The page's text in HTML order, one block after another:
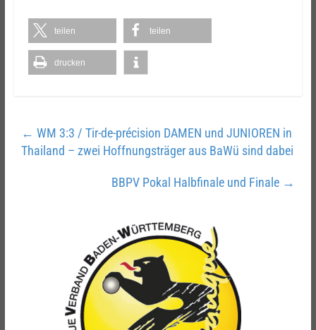
teilen teilen
drucken
← WM 3:3 / Tir-de-précision DAMEN und JUNIOREN in
Thailand – zwei Hoffnungsträger aus BaWü sind dabei
BBPV Pokal Halbfinale und Finale →